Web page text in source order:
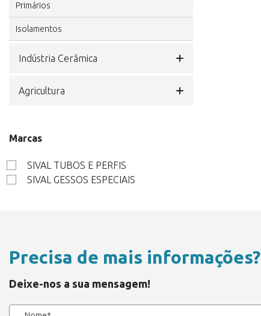
Primários
Isolamentos
Indústria Cerâmica
Agricultura
Marcas
SIVAL TUBOS E PERFIS
SIVAL GESSOS ESPECIAIS
Precisa de mais informações?
Deixe-nos a sua mensagem!